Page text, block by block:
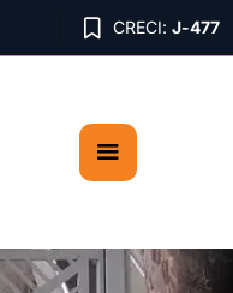
 CRECI: J-477